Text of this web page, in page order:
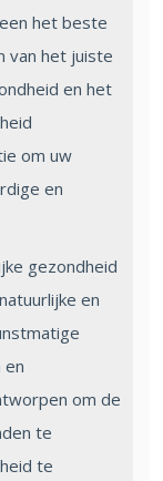
het beste
van het juiste
en het
om uw
en
gezondheid
en
en
om de
te
te